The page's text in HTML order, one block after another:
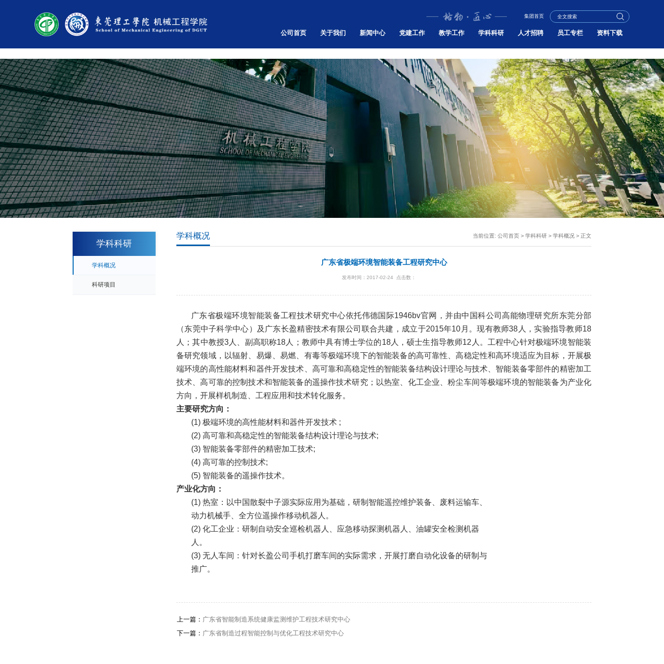
集团首页
公司首页 关于我们 新闻中心 党建工作 教学工作 学科科研 人才招聘 员工专栏 资料下载
学科科研
学科概况
科研项目
学科概况 当前位置: 公司首页 > 学科科研 > 学科概况 > 正文
广东省极端环境智能装备工程研究中心
发布时间：2017-02-24 点击数：
广东省极端环境智能装备工程技术研究中心依托伟德国际1946bv官网，并由中国科公司高能物理研究所东莞分部
（东莞中子科学中心）及广东长盈精密技术有限公司联合共建，成立于2015年10 月。现有教师38 人，实验指导教师18
人；其中教授3 人、副高职称18 人；教师中具有博士学位的18人，硕士生指导教师12 人。工程中心针对极端环境智能装
备研究领域，以辐射、易爆、易燃、有毒等极端环境下的智能装备的高可靠性、高稳定性和高环境适应为目标，开展极
端环境的高性能材料和器件开发技术、高可靠和高稳定性的智能装备结构设计理论与技术、智能装备零部件的精密加工
技术、高可靠的控制技术和智能装备的遥操作技术研究；以热室、化工企业、粉尘车间等极端环境的智能装备为产业化
方向，开展样机制造、工程应用和技术转化服务。
主要研究方向：
(1) 极端环境的高性能材料和器件开发技术 ;
(2) 高可靠和高稳定性的智能装备结构设计理论与技术;
(3) 智能装备零部件的精密加工技术;
(4) 高可靠的控制技术;
(5) 智能装备的遥操作技术。
产业化方向：
(1) 热室：以中国散裂中子源实际应用为基础，研制智能遥控维护装备、废料运输车、
动力机械手、全方位遥操作移动机器人。
(2) 化工企业：研制自动安全巡检机器人、应急移动探测机器人、油罐安全检测机器
人。
(3) 无人车间：针对长盈公司手机打磨车间的实际需求，开展打磨自动化设备的研制与
推广。
上一篇： 广东省智能制造系统健康监测维护工程技术研究中心
下一篇： 广东省制造过程智能控制与优化工程技术研究中心